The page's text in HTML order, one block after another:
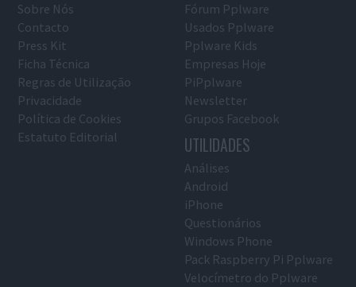
Sobre Nós
Contacto
Press Kit
Ficha Técnica
Regras de Utilização
Privacidade
Política de Cookies
Estatuto Editorial
Fórum Pplware
Usados Pplware
Pplware Kids
Empresas Hoje
PiPplware
Newsletter
Grupos Facebook
UTILIDADES
Análises
Android
iPhone
Questionários
Windows Phone
Pack Raspberry Pi Pplware
Velocímetro do Pplware